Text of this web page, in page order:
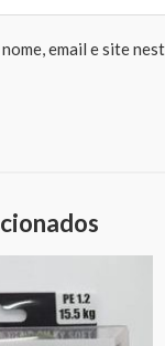
email e site